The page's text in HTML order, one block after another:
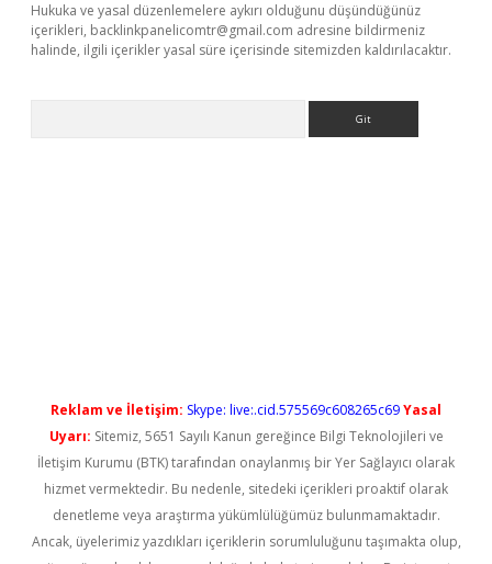
Hukuka ve yasal düzenlemelere aykırı olduğunu düşündüğünüz
içerikleri, backlinkpanelicomtr@gmail.com adresine bildirmeniz
halinde, ilgili içerikler yasal süre içerisinde sitemizden kaldırılacaktır.
Reklam ve İletişim: Skype: live:.cid.575569c608265c69Yasal
Uyarı: Sitemiz, 5651 Sayılı Kanun gereğince Bilgi Teknolojileri ve
İletişim Kurumu (BTK) tarafından onaylanmış bir Yer Sağlayıcı olarak
hizmet vermektedir. Bu nedenle, sitedeki içerikleri proaktif olarak
denetleme veya araştırma yükümlülüğümüz bulunmamaktadır.
Ancak, üyelerimiz yazdıkları içeriklerin sorumluluğunu taşımakta olup,